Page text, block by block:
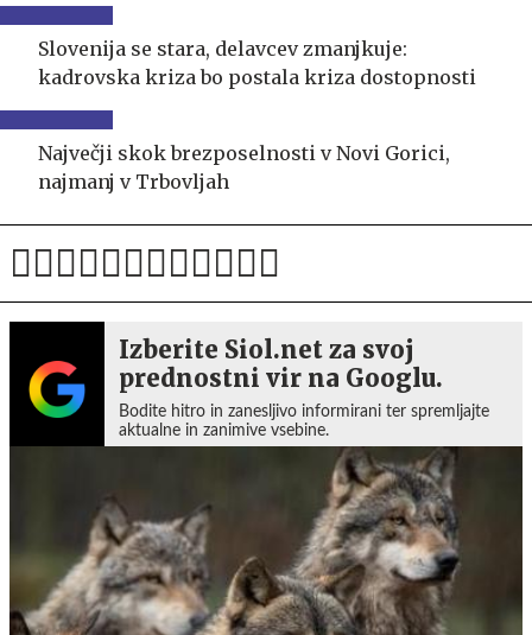
Slovenija se stara, delavcev zmanjkuje:
kadrovska kriza bo postala kriza dostopnosti
Največji skok brezposelnosti v Novi Gorici,
najmanj v Trbovljah
Izberite Siol.net za svoj
prednostni vir na Googlu.
Bodite hitro in zanesljivo informirani ter spremljajte
aktualne in zanimive vsebine.